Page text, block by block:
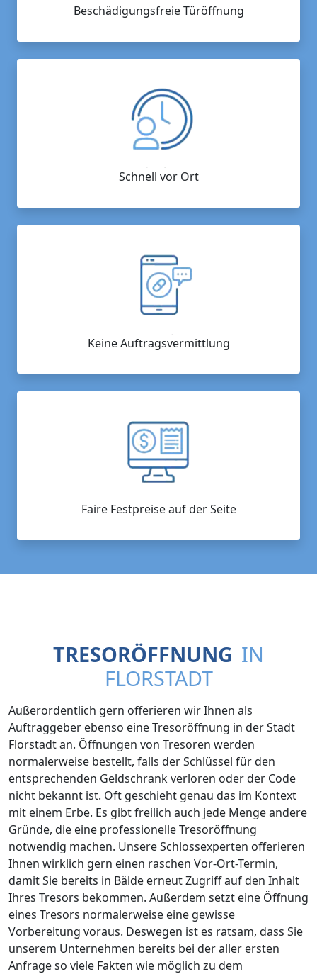
Beschädigungsfreie Türöffnung
Schnell vor Ort
Keine Auftragsvermittlung
Faire Festpreise auf der Seite
TRESORÖFFNUNG IN
FLORSTADT
Außerordentlich gern offerieren wir Ihnen als
Auftraggeber ebenso eine Tresoröffnung in der Stadt
Florstadt an. Öffnungen von Tresoren werden
normalerweise bestellt, falls der Schlüssel für den
entsprechenden Geldschrank verloren oder der Code
nicht bekannt ist. Oft geschieht genau das im Kontext
mit einem Erbe. Es gibt freilich auch jede Menge andere
Gründe, die eine professionelle Tresoröffnung
notwendig machen. Unsere Schlossexperten offerieren
Ihnen wirklich gern einen raschen Vor-Ort-Termin,
damit Sie bereits in Bälde erneut Zugriff auf den Inhalt
Ihres Tresors bekommen. Außerdem setzt eine Öffnung
eines Tresors normalerweise eine gewisse
Vorbereitung voraus. Deswegen ist es ratsam, dass Sie
unserem Unternehmen bereits bei der aller ersten
Anfrage so viele Fakten wie möglich zu dem